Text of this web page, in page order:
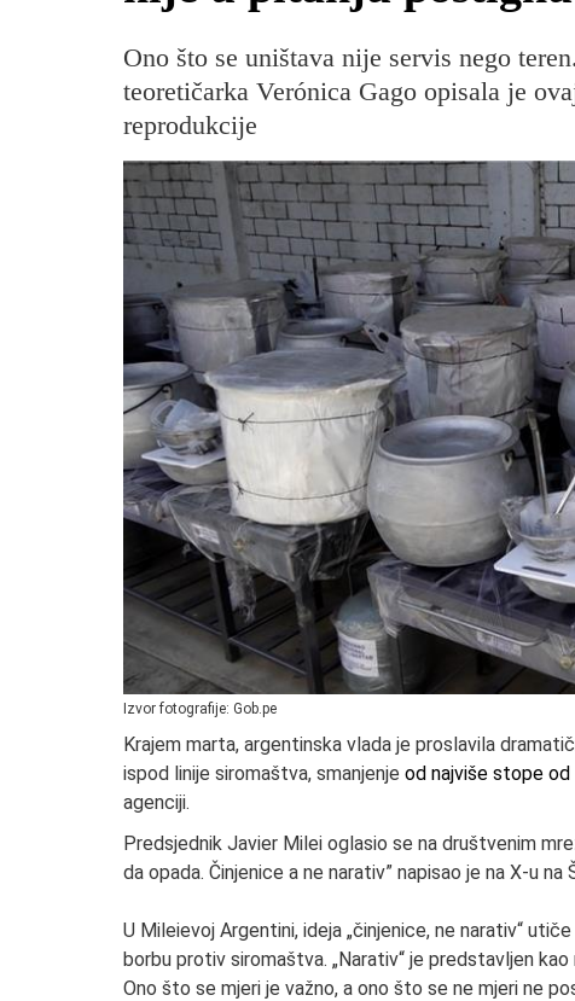
Ono što se uništava nije servis nego
teoretičarka Verónica Gago opisala je
reprodukcije
Izvor fotografije: Gob.pe
Krajem marta, argentinska vlada je proslavila
ispod linije siromaštva, smanjenje od najviše stope od
agenciji.
Predsjednik Javier Milei oglasio se na društvenim
da opada. Činjenice a ne narativ” napisao je na X-u
U Mileievoj Argentini, ideja „činjenice, ne narativ“
borbu protiv siromaštva. „Narativ“ je predstavljen
Ono što se mjeri je važno, a ono što se ne mjeri ne